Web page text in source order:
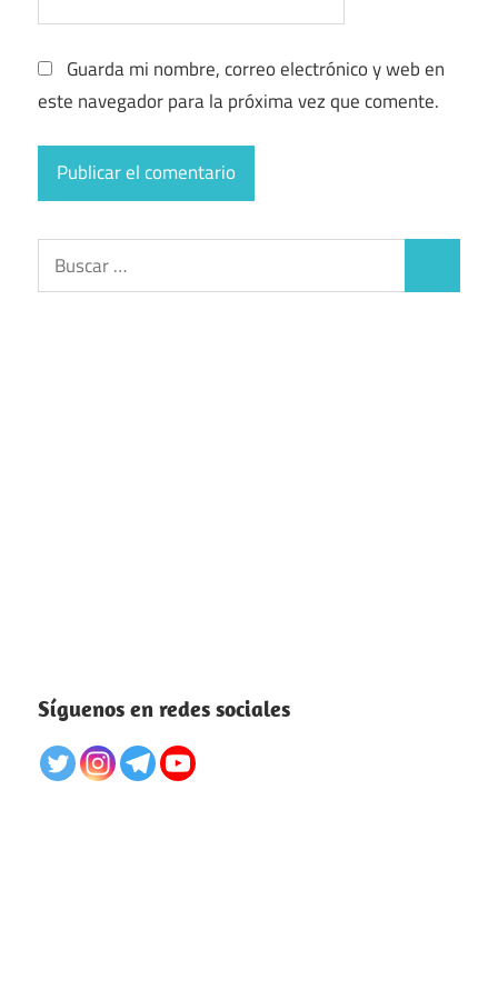
Guarda mi nombre, correo electrónico y web en
este navegador para la próxima vez que comente.
Buscar:
Síguenos en redes sociales